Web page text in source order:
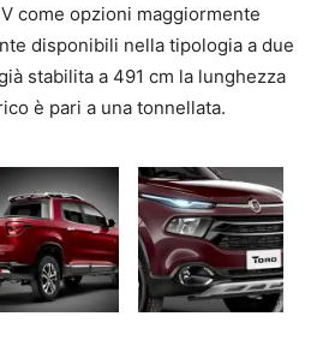
come opzioni maggiormente
disponibili nella tipologia a due
stabilita a 491 cm la lunghezza
è pari a una tonnellata.